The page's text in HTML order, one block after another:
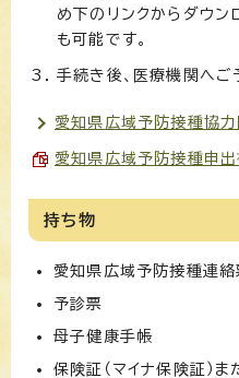
め下のリンクからダウン
も可能です。
手続き後、医療機関へご
愛知県広域予防接種協力
愛知県広域予防接種申
持ち物
愛知県広域予防接種連絡
予診票
母子健康手帳
保険証（マイナ保険証）